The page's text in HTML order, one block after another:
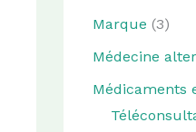
Marque (3)
Médecine
Médicaments